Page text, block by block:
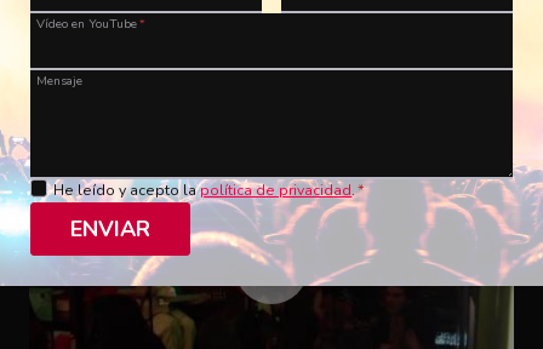
29/10/2012
Vídeo en YouTube*
Mensaje
He leído y acepto lapolítica de privacidad.*
ENVIAR